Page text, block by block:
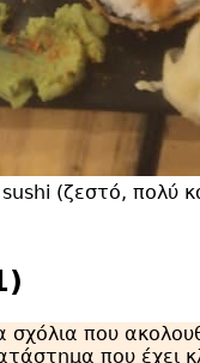
(ζεστό, πολύ
σχόλια που
που έχει